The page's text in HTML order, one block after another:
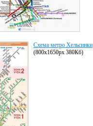
Схема метро Хельсинки
(800x1650px 380Кб)